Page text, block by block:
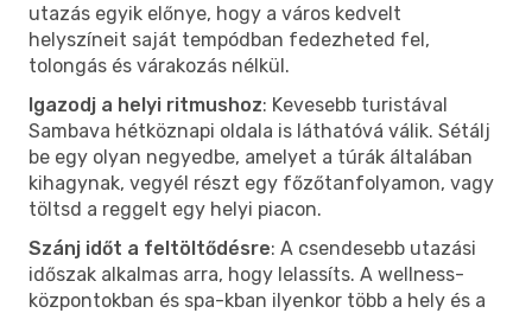
utazás egyik előnye, hogy a város kedvelt
helyszíneit saját tempódban fedezheted fel,
tolongás és várakozás nélkül.
Igazodj a helyi ritmushoz: Kevesebb turistával
Sambava hétköznapi oldala is láthatóvá válik. Sétálj
be egy olyan negyedbe, amelyet a túrák általában
kihagynak, vegyél részt egy főzőtanfolyamon, vagy
töltsd a reggelt egy helyi piacon.
Szánj időt a feltöltődésre: A csendesebb utazási
időszak alkalmas arra, hogy lelassíts. A wellness-
központokban és spa-kban ilyenkor több a hely és a